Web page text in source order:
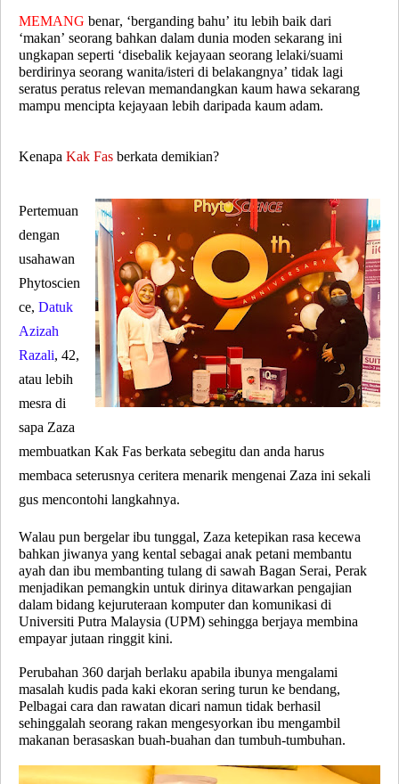
MEMANG benar, ‘berganding bahu’ itu lebih baik dari
‘makan’ seorang bahkan dalam dunia moden sekarang ini
ungkapan seperti ‘disebalik kejayaan seorang lelaki/suami
berdirinya seorang wanita/isteri di belakangnya’ tidak lagi
seratus peratus relevan memandangkan kaum hawa sekarang
mampu mencipta kejayaan lebih daripada kaum adam.
Kenapa Kak Fas berkata demikian?
Pertemuan
dengan
usahawan
Phytoscien
ce, Datuk
Azizah
Razali, 42,
atau lebih
mesra di
sapa Zaza
membuatkan Kak Fas berkata sebegitu dan anda harus
membaca seterusnya ceritera menarik mengenai Zaza ini sekali
gus mencontohi langkahnya.
Walau pun bergelar ibu tunggal, Zaza ketepikan rasa kecewa
bahkan jiwanya yang kental sebagai anak petani membantu
ayah dan ibu membanting tulang di sawah Bagan Serai, Perak
menjadikan pemangkin untuk dirinya ditawarkan pengajian
dalam bidang kejuruteraan komputer dan komunikasi di
Universiti Putra Malaysia (UPM) sehingga berjaya membina
empayar jutaan ringgit kini.
Perubahan 360 darjah berlaku apabila ibunya mengalami
masalah kudis pada kaki ekoran sering turun ke bendang,
Pelbagai cara dan rawatan dicari namun tidak berhasil
sehinggalah seorang rakan mengesyorkan ibu mengambil
makanan berasaskan buah-buahan dan tumbuh-tumbuhan.